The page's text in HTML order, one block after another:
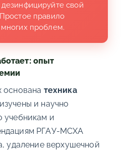
свой
правило
проблем.
опыт
основана техника
и научно
учебникам и
РГАУ-МСХА
удаление верхушечной